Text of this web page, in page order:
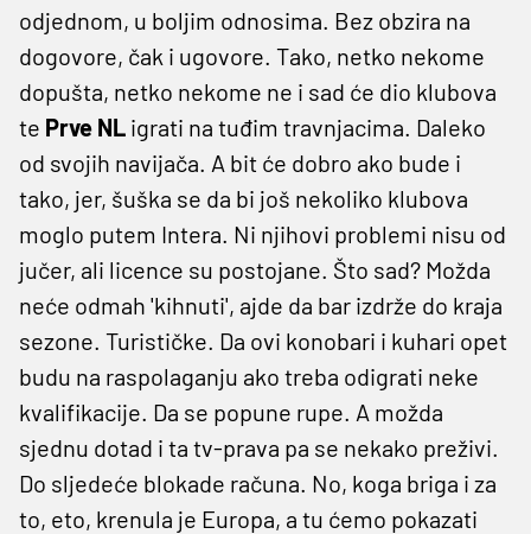
odjednom, u boljim odnosima. Bez obzira na
dogovore, čak i ugovore. Tako, netko nekome
dopušta, netko nekome ne i sad će dio klubova
te Prve NL igrati na tuđim travnjacima. Daleko
od svojih navijača. A bit će dobro ako bude i
tako, jer, šuška se da bi još nekoliko klubova
moglo putem Intera. Ni njihovi problemi nisu od
jučer, ali licence su postojane. Što sad? Možda
neće odmah 'kihnuti', ajde da bar izdrže do kraja
sezone. Turističke. Da ovi konobari i kuhari opet
budu na raspolaganju ako treba odigrati neke
kvalifikacije. Da se popune rupe. A možda
sjednu dotad i ta tv-prava pa se nekako preživi.
Do sljedeće blokade računa. No, koga briga i za
to, eto, krenula je Europa, a tu ćemo pokazati